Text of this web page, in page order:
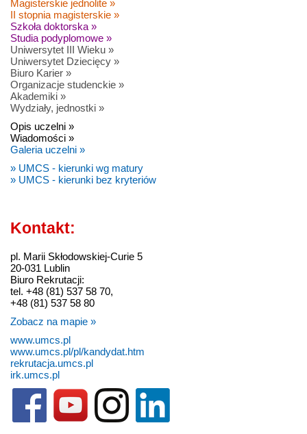
Magisterskie jednolite »
II stopnia magisterskie »
Szkoła doktorska »
Studia podyplomowe »
Uniwersytet III Wieku »
Uniwersytet Dziecięcy »
Biuro Karier »
Organizacje studenckie »
Akademiki »
Wydziały, jednostki »
Opis uczelni »
Wiadomości »
Galeria uczelni »
» UMCS - kierunki wg matury
» UMCS - kierunki bez kryteriów
Kontakt:
pl. Marii Skłodowskiej-Curie 5
20-031 Lublin
Biuro Rekrutacji:
tel. +48 (81) 537 58 70,
+48 (81) 537 58 80
Zobacz na mapie »
www.umcs.pl
www.umcs.pl/pl/kandydat.htm
rekrutacja.umcs.pl
irk.umcs.pl